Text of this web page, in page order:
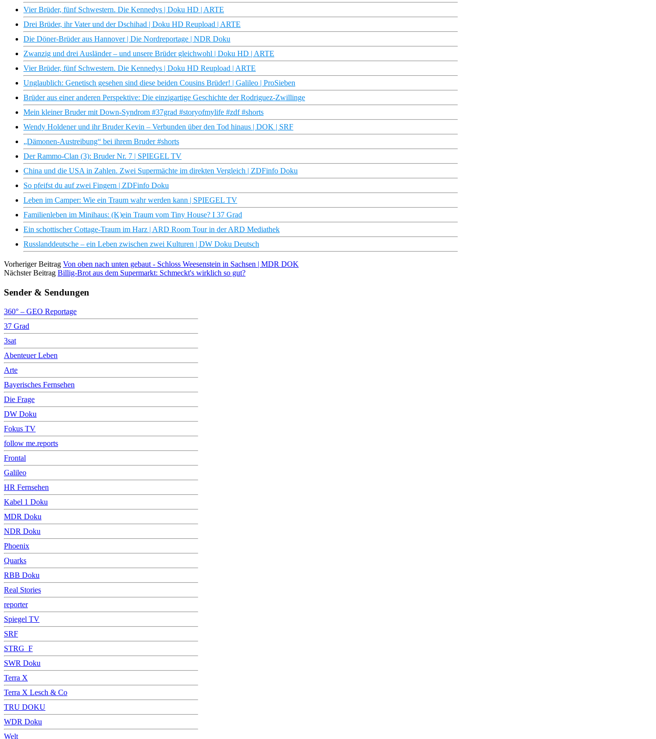
Vier Brüder, fünf Schwestern. Die Kennedys | Doku HD | ARTE
Drei Brüder, ihr Vater und der Dschihad | Doku HD Reupload | ARTE
Die Döner-Brüder aus Hannover | Die Nordreportage | NDR Doku
Zwanzig und drei Ausländer – und unsere Brüder gleichwohl | Doku HD | ARTE
Vier Brüder, fünf Schwestern. Die Kennedys | Doku HD Reupload | ARTE
Unglaublich: Genetisch gesehen sind diese beiden Cousins Brüder! | Galileo | ProSieben
Brüder aus einer anderen Perspektive: Die einzigartige Geschichte der Rodriguez-Zwillinge
Mein kleiner Bruder mit Down-Syndrom #37grad #storyofmylife #zdf #shorts
Wendy Holdener und ihr Bruder Kevin – Verbunden über den Tod hinaus | DOK | SRF
„Dämonen-Austreibung“ bei ihrem Bruder #shorts
Der Rammo-Clan (3): Bruder Nr. 7 | SPIEGEL TV
China und die USA in Zahlen. Zwei Supermächte im direkten Vergleich | ZDFinfo Doku
So pfeifst du auf zwei Fingern | ZDFinfo Doku
Leben im Camper: Wie ein Traum wahr werden kann | SPIEGEL TV
Familienleben im Minihaus: (K)ein Traum vom Tiny House? I 37 Grad
Ein schottischer Cottage-Traum im Harz | ARD Room Tour in der ARD Mediathek
Russlanddeutsche – ein Leben zwischen zwei Kulturen | DW Doku Deutsch
Vorheriger Beitrag Von oben nach unten gebaut - Schloss Weesenstein in Sachsen | MDR DOK
Nächster Beitrag Billig-Brot aus dem Supermarkt: Schmeckt's wirklich so gut?
Sender & Sendungen
360° – GEO Reportage
37 Grad
3sat
Abenteuer Leben
Arte
Bayerisches Fernsehen
Die Frage
DW Doku
Fokus TV
follow me.reports
Frontal
Galileo
HR Fernsehen
Kabel 1 Doku
MDR Doku
NDR Doku
Phoenix
Quarks
RBB Doku
Real Stories
reporter
Spiegel TV
SRF
STRG_F
SWR Doku
Terra X
Terra X Lesch & Co
TRU DOKU
WDR Doku
Welt